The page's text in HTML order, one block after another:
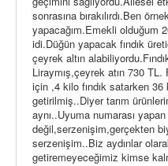
sonrasına bırakılırdı.Ben
yapacağım.Emekli olduğum
idi.Düğün yapacak fındık
çeyrek altın
Liraymış,çeyrek atın 730 TL.
için ,4 kilo fındık satarken 36
getirilmiş..Diyer tarım
aynı..Uyuma numarası
değil,serzenişim,gerçekten
serzenişim..Biz aydınlar
getiremeyeceğimiz kimse